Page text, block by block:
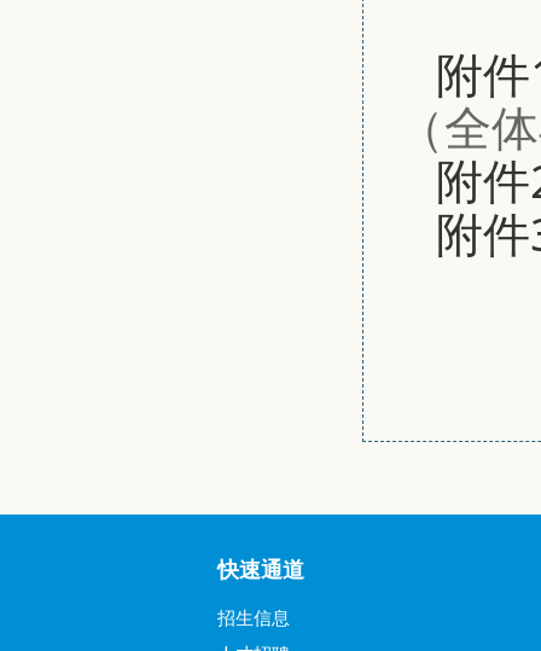
附
（全
附
附
快速通道
招生信息